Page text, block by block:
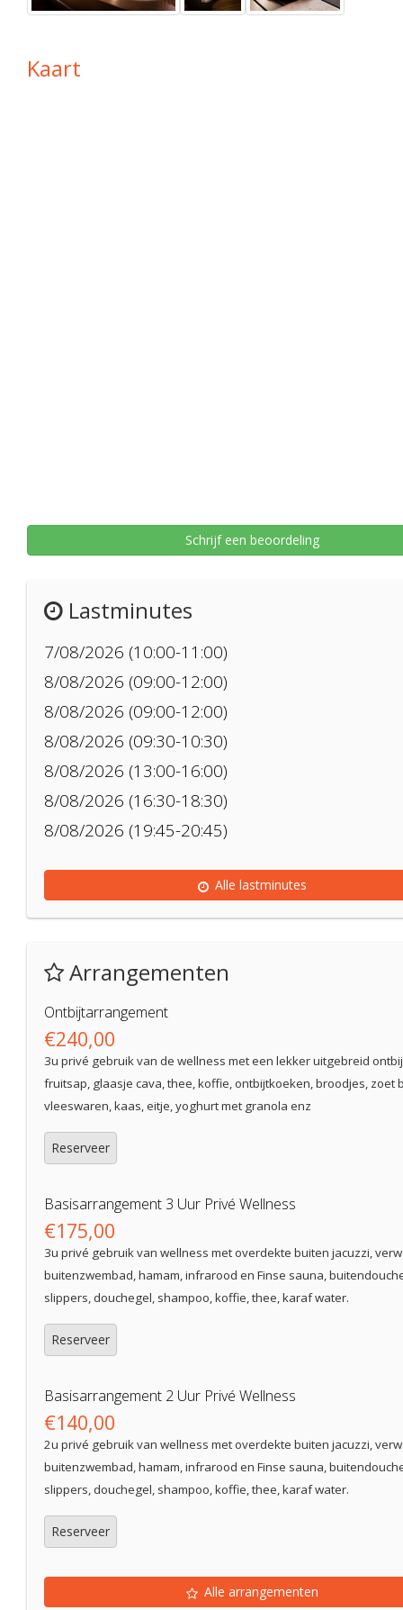
Kaart
Schrijf een beoordeling
Lastminutes
7/08/2026 (10:00-11:00)
8/08/2026 (09:00-12:00)
8/08/2026 (09:00-12:00)
8/08/2026 (09:30-10:30)
8/08/2026 (13:00-16:00)
8/08/2026 (16:30-18:30)
8/08/2026 (19:45-20:45)
Alle lastminutes
Arrangementen
Ontbijtarrangement
€240,00
3u privé gebruik van de wellness met een lekker uitgebreid
fruitsap, glaasje cava, thee, koffie, ontbijtkoeken, broodjes, zoet
vleeswaren, kaas, eitje, yoghurt met granola enz
Reserveer
Basisarrangement 3 Uur Privé Wellness
€175,00
3u privé gebruik van wellness met overdekte buiten jacuzzi,
buitenzwembad, hamam, infrarood en Finse sauna,
slippers, douchegel, shampoo, koffie, thee, karaf water.
Reserveer
Basisarrangement 2 Uur Privé Wellness
€140,00
2u privé gebruik van wellness met overdekte buiten jacuzzi,
buitenzwembad, hamam, infrarood en Finse sauna,
slippers, douchegel, shampoo, koffie, thee, karaf water.
Reserveer
Alle arrangementen